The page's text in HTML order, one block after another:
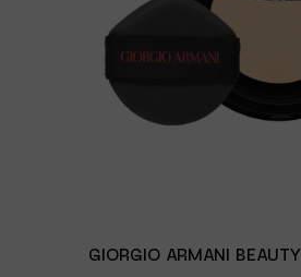
GIORGIO ARMANI BEAUTY